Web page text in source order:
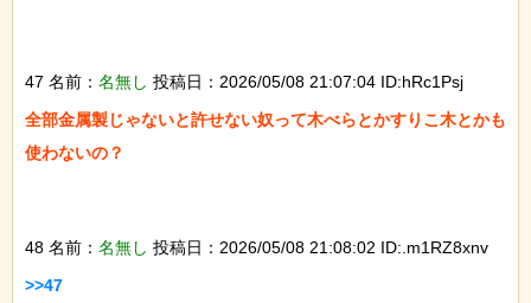
47 名前： 名無し 投稿日：2026/05/08 21:07:04 ID:hRc1Psj
全部金属製じゃないと許せない奴って木べらとかすりこ木とかも
使わないの？
48 名前： 名無し 投稿日：2026/05/08 21:08:02 ID:.m1RZ8xnv
>>47